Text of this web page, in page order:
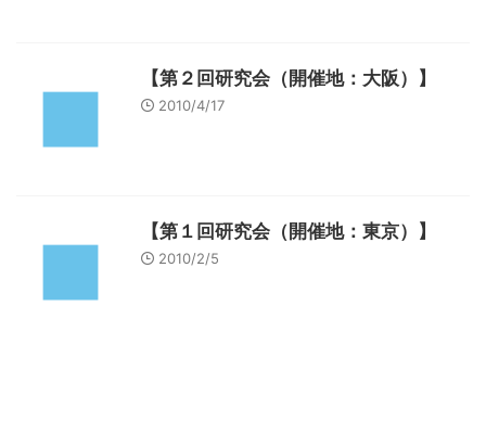
【第２回研究会（開催地：大阪）】
2010/4/17
【第１回研究会（開催地：東京）】
2010/2/5